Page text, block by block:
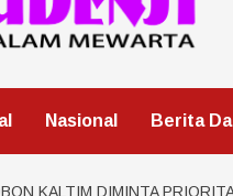
Nasional Berita
KALTIM DIMINTA